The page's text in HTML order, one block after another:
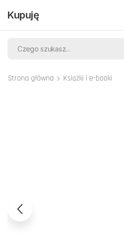
Kupuję
Strona główna Książki i e-booki